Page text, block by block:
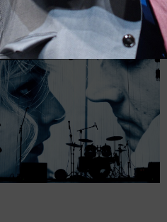
Františák
Nirvány